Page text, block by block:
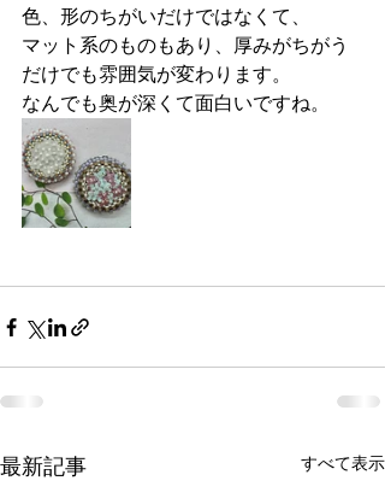
色、形のちがいだけではなくて、
マット系のものもあり、厚みがちがう
だけでも雰囲気が変わります。
なんでも奥が深くて面白いですね。
最新記事 すべて表示